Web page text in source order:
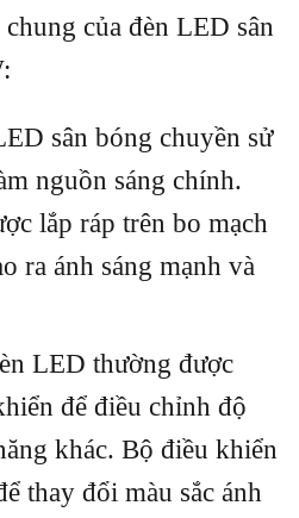
của đèn LED sân
sân bóng chuyền sử
nguồn sáng chính.
lắp ráp trên bo mạch
ra ánh sáng mạnh và
LED thường được
để điều chỉnh độ
khác. Bộ điều khiển
thay đổi màu sắc ánh